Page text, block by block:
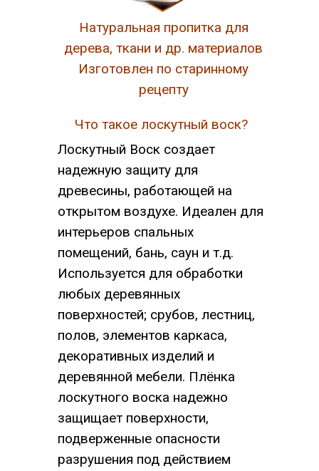
Натуральная пропитка для
дерева, ткани и др. материалов
Изготовлен по старинному
рецепту
Лоскутный Воск создает
надежную защиту для
древесины, работающей на
открытом воздухе. Идеален для
интерьеров спальных
помещений, бань, саун и т.д.
Используется для обработки
любых деревянных
поверхностей; срубов, лестниц,
полов, элементов каркаса,
декоративных изделий и
деревянной мебели. Плёнка
лоскутного воска надежно
защищает поверхности,
подверженные опасности
разрушения под действием
Что такое лоскутный воск?